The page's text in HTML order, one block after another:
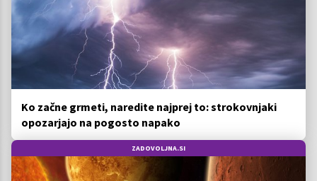
Ko začne grmeti, naredite najprej to: strokovnjaki
opozarjajo na pogosto napako
ZADOVOLJNA.SI